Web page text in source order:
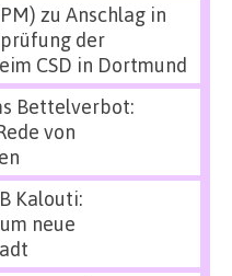
zu Anschlag in
der
CSD in Dortmund
Bettelverbot:
von
Kalouti:
neue